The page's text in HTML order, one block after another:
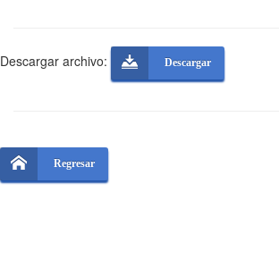
Descargar archivo: Descargar
Regresar